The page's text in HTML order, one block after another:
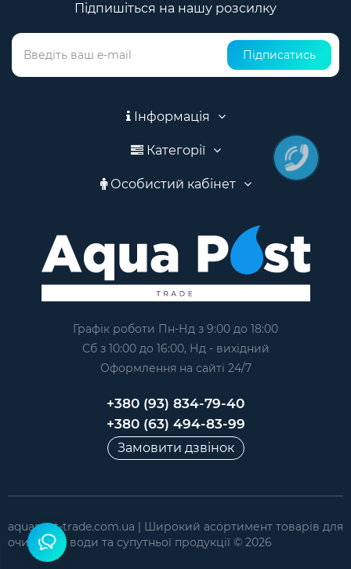
Підпишіться на нашу розсилку
Підписатись
Інформація
Категорії
Особистий кабінет
Графік роботи Пн-Нд з 9:00 до 18:00
Сб з 10:00 до 16:00, Нд - вихідний
Оформлення на сайтi 24/7
+380 (93) 834-79-40
+380 (63) 494-83-99
Замовити дзвінок
aquapost-trade.com.ua | Широкий асортимент товарів для
очищення води та супутньої продукції © 2026